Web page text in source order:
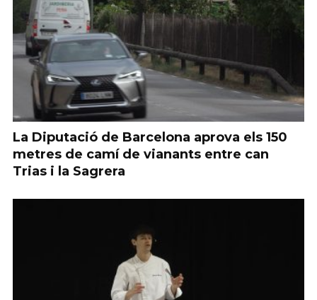
La Diputació de Barcelona aprova els 150
metres de camí de vianants entre can
Trias i la Sagrera